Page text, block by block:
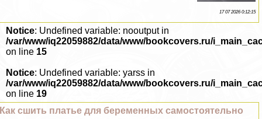
17 07 2026 0:12:15
Notice: Undefined variable: nooutput in
/var/www/iq22059882/data/www/bookcovers.ru/
on line 15
Notice: Undefined variable: yarss in
/var/www/iq22059882/data/www/bookcovers.ru/
on line 19
Как сшить платье для беременных самостоятельно